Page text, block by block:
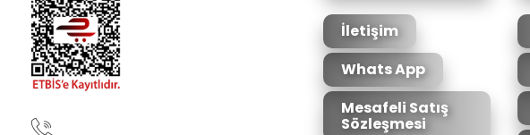
İletişim
Whats App
Mesafeli Satış
Sözleşmesi